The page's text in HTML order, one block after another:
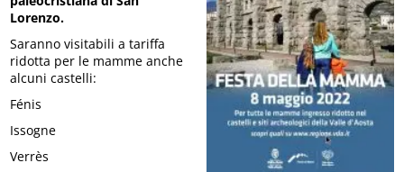
Lorenzo.
Saranno visitabili a tariffa
ridotta per le mamme anche
alcuni castelli:
Fénis
Issogne
Verrès